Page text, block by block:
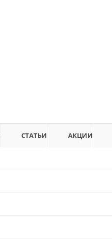
СТАТЬИ АКЦИИ